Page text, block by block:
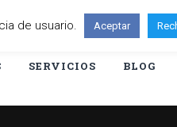
SERVICIOS BLOG
de usuario. Aceptar